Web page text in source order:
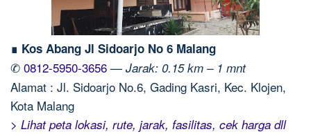
∎ Kos Abang Jl Sidoarjo No 6 Malang
✆ 0812-5950-3656 — Jarak: 0.15 km – 1 mnt
Alamat : Jl. Sidoarjo No.6, Gading Kasri, Kec. Klojen,
Kota Malang
> Lihat peta lokasi, rute, jarak, fasilitas, cek harga dll